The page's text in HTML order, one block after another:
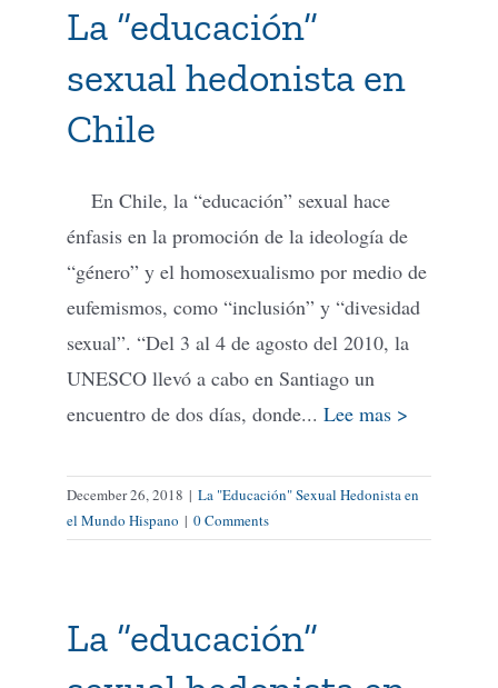
La “educación”
sexual hedonista en
Chile
En Chile, la “educación” sexual hace
énfasis en la promoción de la ideología de
“género” y el homosexualismo por medio de
eufemismos, como “inclusión” y “divesidad
sexual”. “Del 3 al 4 de agosto del 2010, la
UNESCO llevó a cabo en Santiago un
encuentro de dos días, donde... Lee mas >
December 26, 2018 | La "Educación" Sexual Hedonista en
el Mundo Hispano | 0 Comments
La “educación”